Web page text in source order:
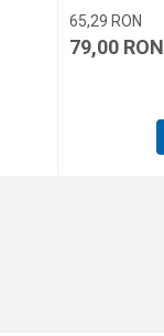
65,29 RON
79,00 RON